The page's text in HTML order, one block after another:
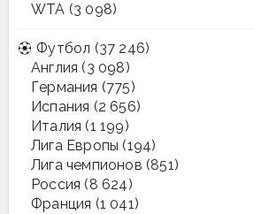
WTA (3 098)
Футбол (37 246)
Англия (3 098)
Германия (775)
Испания (2 656)
Италия (1 199)
Лига Европы (194)
Лига чемпионов (851)
Россия (8 624)
Франция (1 041)